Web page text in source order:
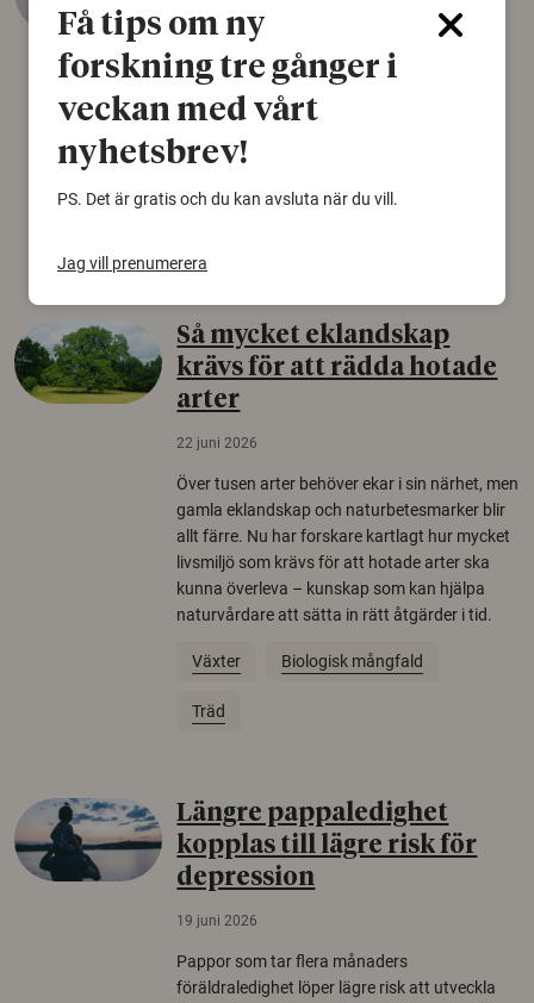
22 juni 2026
Det som arkeologer länge trodde var en
björnfäll visar sig vara delar av en 2000 år
skomode och beskrivs som mycket ovanligt i
Så mycket eklandskap
krävs för att rädda hotade
arter
22 juni 2026
Över tusen arter behöver ekar i sin närhet, men
gamla eklandskap och naturbetesmarker blir
allt färre. Nu har forskare kartlagt hur mycket
livsmiljö som krävs för att hotade arter ska
kunna överleva – kunskap som kan hjälpa
naturvårdare att sätta in rätt åtgärder i tid.
Växter Biologisk mångfald
Träd
Längre pappaledighet
kopplas till lägre risk för
depression
19 juni 2026
Pappor som tar flera månaders
föräldraledighet löper lägre risk att utveckla
Få tips om ny
forskning tre gånger i
veckan med vårt
nyhetsbrev!
PS. Det är gratis och du kan avsluta när du vill.
Jag vill prenumerera